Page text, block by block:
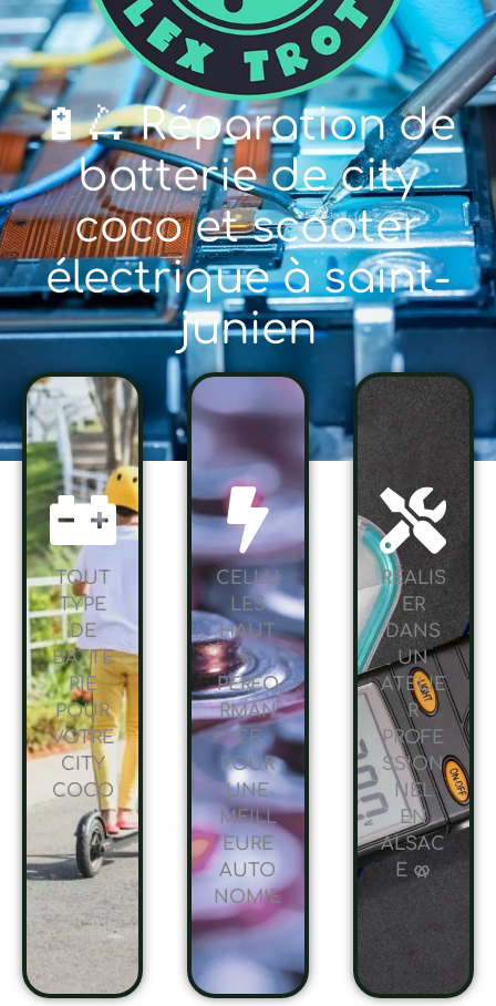
🔋🛴 Réparation de
batterie de city
coco et scooter
électrique à saint-
junien
TOUT
TYPE
DE
BATTE
RIE
POUR
VOTRE
CITY
COCO
CELLU
LES
HAUT
E
PERFO
RMAN
CE
POUR
UNE
MEILL
EURE
AUTO
NOMIE
RÉALIS
ER
DANS
UN
ATELIE
R
PROFE
SSION
NEL
EN
ALSAC
E 🥨